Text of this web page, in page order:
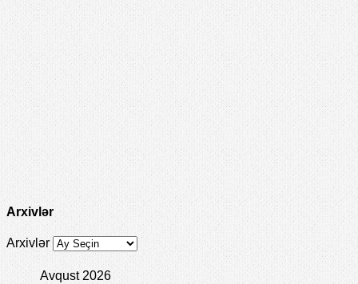
Arxivlər
Arxivlər
Avqust 2026